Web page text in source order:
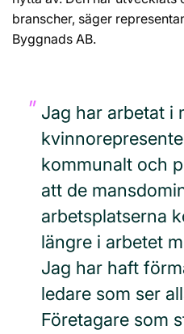
branscher, säger
Byggnads AB.
Jag har arbetat i
kommunalt och
att de
arbetsplatserna
längre i arbetet
Jag har haft
ledare som ser
Företagare som